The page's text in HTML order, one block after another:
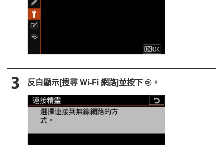
反白顯示[搜尋 Wi-Fi 網路]並按下 J 。